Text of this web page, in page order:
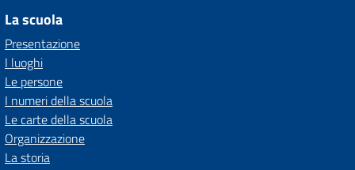
La scuola
Presentazione
I luoghi
Le persone
I numeri della scuola
Le carte della scuola
Organizzazione
La storia